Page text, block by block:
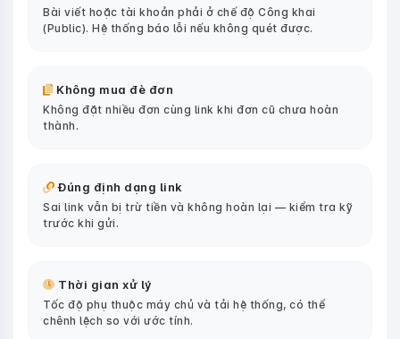
Bài viết hoặc tài khoản phải ở chế độ Công khai
(Public). Hệ thống báo lỗi nếu không quét được.
Không mua đè đơn
Không đặt nhiều đơn cùng link khi đơn cũ chưa hoàn
thành.
Đúng định dạng link
Sai link vẫn bị trừ tiền và không hoàn lại — kiểm tra kỹ
trước khi gửi.
Thời gian xử lý
Tốc độ phụ thuộc máy chủ và tải hệ thống, có thể
chênh lệch so với ước tính.